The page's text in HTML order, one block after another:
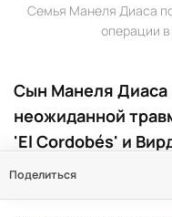
Поделиться
Семья Манеля Диаса
операции
Сын Манеля Диаса
неожиданной
'El Cordobés' и
непростая